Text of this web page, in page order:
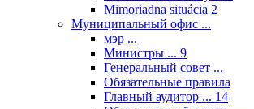
Mimoriadna situácia 2
Муниципальный офис ...
мэр ...
Министры ... 9
Генеральный совет ...
Обязательные правила
Главный аудитор ... 14